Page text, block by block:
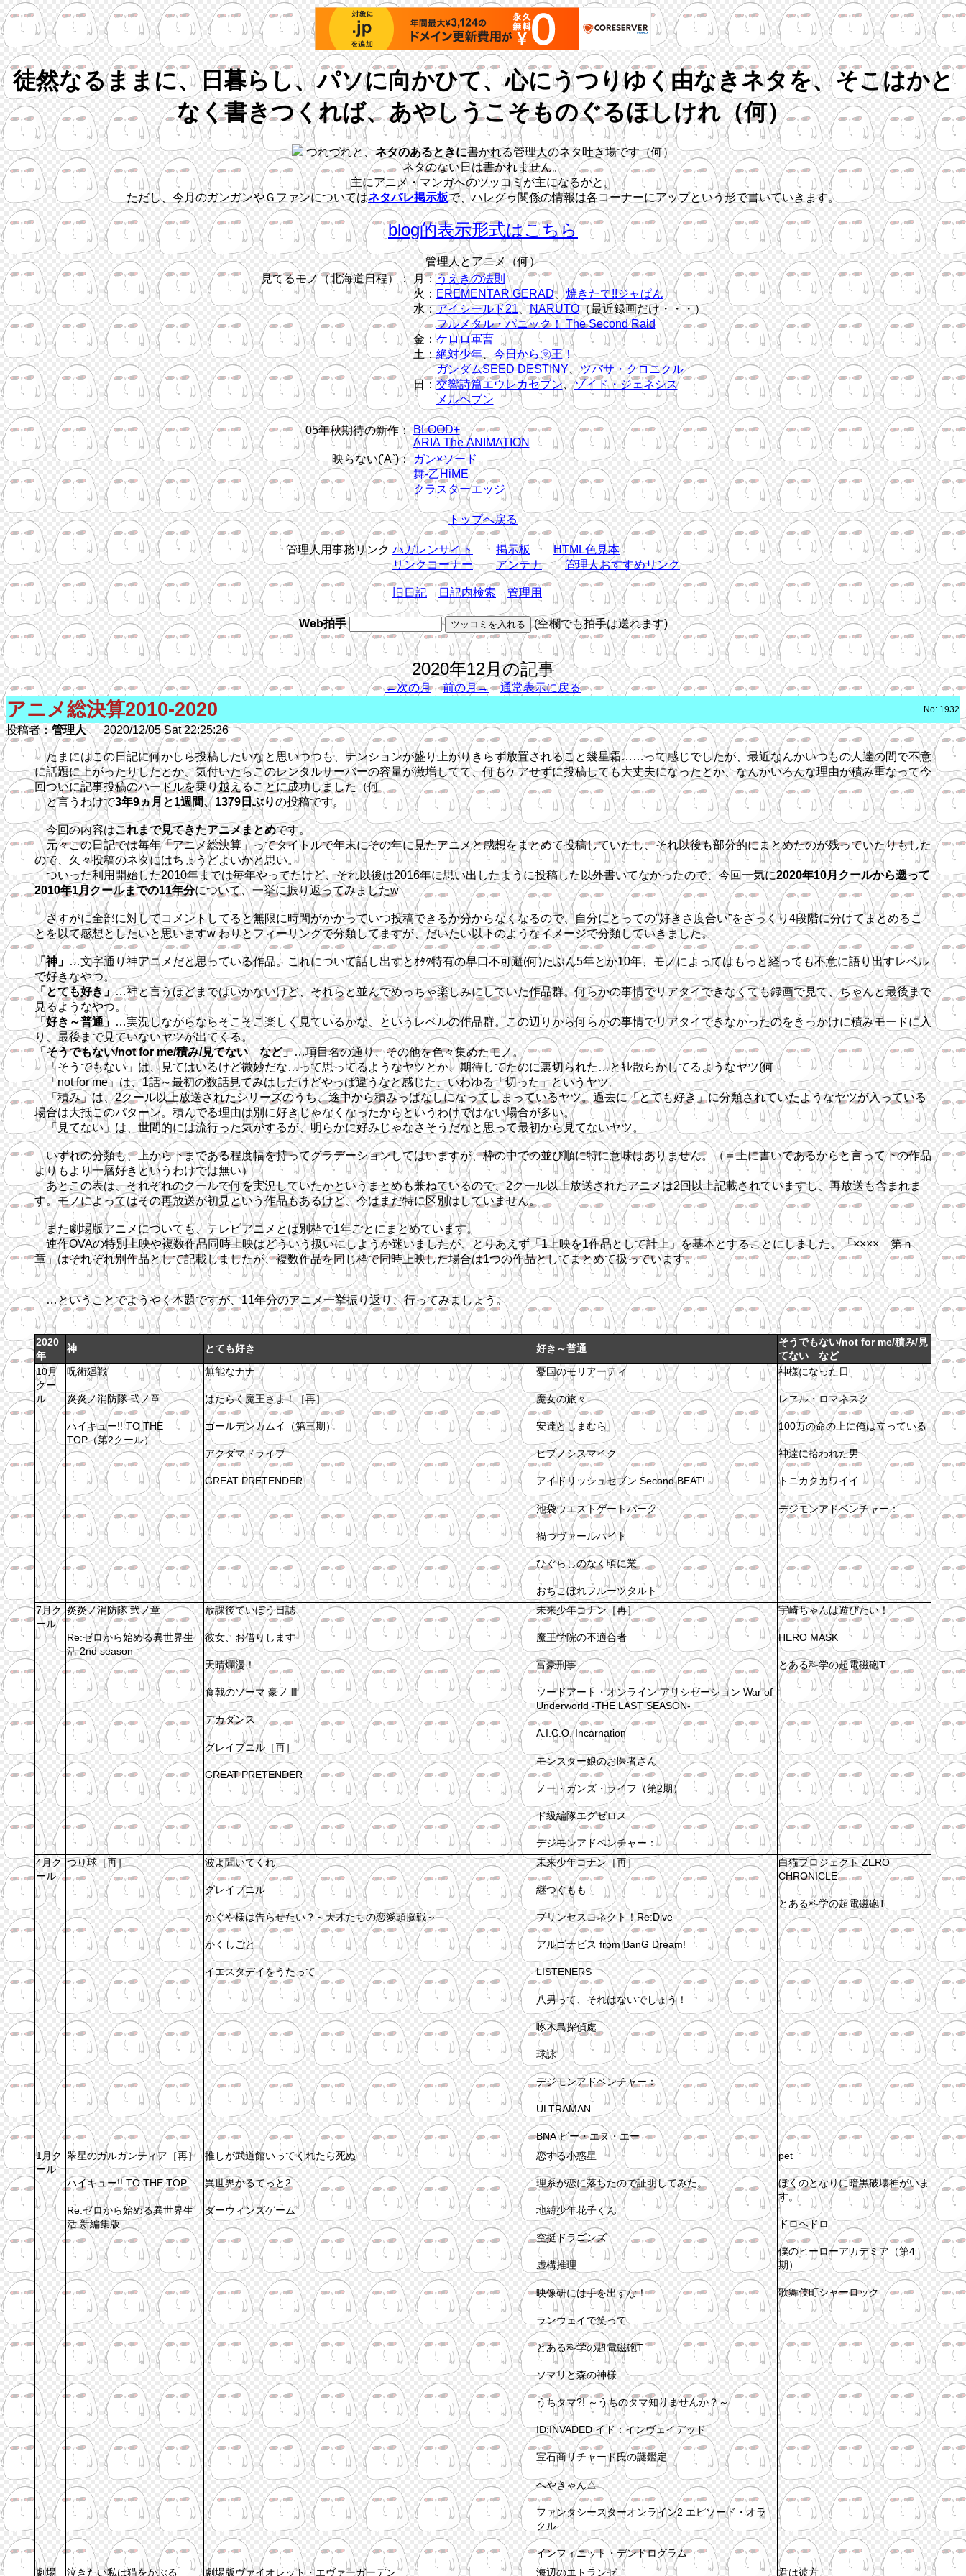
徒然なるままに、日暮らし、パソに向かひて、心にうつりゆく由なきネタを、そこはかと
なく書きつくれば、あやしうこそものぐるほしけれ（何）
つれづれと、ネタのあるときに書かれる管理人のネタ吐き場です（何）
ネタのない日は書かれません。
主にアニメ・マンガへのツッコミが主になるかと。
ただし、今月のガンガンやＧファンについてはネタバレ掲示板で、ハレグゥ関係の情報は各コーナーにアップという形で書いていきます。
blog的表示形式はこちら
管理人とアニメ（何）
見てるモノ（北海道日程）：
月：うえきの法則
火：EREMENTAR GERAD、焼きたて!!ジャぱん
水：アイシールド21、NARUTO（最近録画だけ・・・）
フルメタル・パニック！ The Second Raid
金：ケロロ軍曹
土：絶対少年、今日から㋮王！
ガンダムSEED DESTINY、ツバサ・クロニクル
日：交響詩篇エウレカセブン 、ゾイド・ジェネシス
メルヘブン
05年秋期待の新作：
BLOOD+
ARIA The ANIMATION
映らない('A`)：
ガン×ソード
舞-乙HiME
クラスターエッジ
トップへ戻る
管理人用事務リンク ハガレンサイト 掲示板
HTML色見本
リンクコーナー
アンテナ 管理人おすすめリンク
旧日記 日記内検索 管理用
Web拍手 (空欄でも拍手は送れます)
2020年12月の記事
←次の月 前の月→ 通常表示に戻る
アニメ総決算2010-2020 No: 1932
投稿者： 管理人2020/12/05 Sat 22:25:26
たまにはこの日記に何かしら投稿したいなと思いつつも、テンションが盛り上がりきらず放置されること幾星霜……って感じでしたが、最近なんかいつもの人達の間で不意
に話題に上がったりしたとか、気付いたらこのレンタルサーバーの容量が激増してて、何もケアせずに投稿しても大丈夫になったとか、なんかいろんな理由が積み重なって今
回ついに記事投稿のハードルを乗り越えることに成功しました（何
と言うわけで3年9ヵ月と1週間、1379日ぶりの投稿です。
今回の内容はこれまで見てきたアニメまとめです。
元々この日記では毎年「アニメ総決算」ってタイトルで年末にその年に見たアニメと感想をまとめて投稿していたし、それ以後も部分的にまとめたのが残っていたりもした
ので、久々投稿のネタにはちょうどよいかと思い。
ついった利用開始した2010年までは毎年やってたけど、それ以後は2016年に思い出したように投稿した以外書いてなかったので、今回一気に2020年10月クールから遡って
2010年1月クールまでの11年分について、一挙に振り返ってみましたw
さすがに全部に対してコメントしてると無限に時間がかかっていつ投稿できるか分からなくなるので、自分にとっての”好きさ度合い”をざっくり4段階に分けてまとめるこ
とを以て感想としたいと思いますw わりとフィーリングで分類してますが、だいたい以下のようなイメージで分類していきました。
「神」 …文字通り神アニメだと思っている作品。これについて話し出すとｵﾀｸ特有の早口不可避(何)たぶん5年とか10年、モノによってはもっと経っても不意に語り出すレベル
で好きなやつ。
「とても好き」…神と言うほどまではいかないけど、それらと並んでめっちゃ楽しみにしていた作品群。何らかの事情でリアタイできなくても録画で見て、ちゃんと最後まで
見るようなやつ。
「好き～普通」 …実況しながらならそこそこ楽しく見ているかな、というレベルの作品群。この辺りから何らかの事情でリアタイできなかったのをきっかけに積みモードに入
り、最後まで見ていないヤツが出てくる。
「そうでもない/not for me/積み/見てない など」…項目名の通り、その他を色々集めたモノ。
「そうでもない」は、見てはいるけど微妙だな…って思ってるようなヤツとか、期待してたのに裏切られた…とｷﾚ散らかしてるようなヤツ(何
「not for me」は、1話～最初の数話見てみはしたけどやっぱ違うなと感じた、いわゆる「切った」というヤツ。
「積み」は、2クール以上放送されたシリーズのうち、途中から積みっぱなしになってしまっているヤツ。過去に「とても好き」に分類されていたようなヤツが入っている
場合は大抵このパターン。積んでる理由は別に好きじゃなくなったからというわけではない場合が多い。
「見てない」は、世間的には流行った気がするが、明らかに好みじゃなさそうだなと思って最初から見てないヤツ。
いずれの分類も、上から下まである程度幅を持ってグラデーションしてはいますが、枠の中での並び順に特に意味はありません。（＝上に書いてあるからと言って下の作品
よりもより一層好きというわけでは無い）
あとこの表は、それぞれのクールで何を実況していたかというまとめも兼ねているので、2クール以上放送されたアニメは2回以上記載されていますし、再放送も含まれま
す。モノによってはその再放送が初見という作品もあるけど、今はまだ特に区別はしていません。
また劇場版アニメについても、テレビアニメとは別枠で1年ごとにまとめています。
連作OVAの特別上映や複数作品同時上映はどういう扱いにしようか迷いましたが、とりあえず「1上映を1作品として計上」を基本とすることにしました。「×××× 第ｎ
章」はそれぞれ別作品として記載しましたが、複数作品を同じ枠で同時上映した場合は1つの作品としてまとめて扱っています。
…ということでようやく本題ですが、11年分のアニメ一挙振り返り、行ってみましょう。
2020
年
神 とても好き 好き～普通
そうでもない/not for me/積み/見
てない など
10月
クー
ル
呪術廻戦
炎炎ノ消防隊 弐ノ章
ハイキュー!! TO THE
TOP（第2クール）
無能なナナ
はたらく魔王さま！［再］
ゴールデンカムイ（第三期）
アクダマドライブ
GREAT PRETENDER
憂国のモリアーティ
魔女の旅々
安達としまむら
ヒプノシスマイク
アイドリッシュセブン Second BEAT!
池袋ウエストゲートパーク
禍つヴァールハイト
ひぐらしのなく頃に業
おちこぼれフルーツタルト
神様になった日
レヱル・ロマネスク
100万の命の上に俺は立っている
神達に拾われた男
トニカクカワイイ
デジモンアドベンチャー：
7月ク
ール
炎炎ノ消防隊 弐ノ章
Re:ゼロから始める異世界生
活 2nd season
放課後ていぼう日誌
彼女、お借りします
天晴爛漫！
食戟のソーマ 豪ノ皿
デカダンス
グレイプニル［再］
GREAT PRETENDER
未来少年コナン［再］
魔王学院の不適合者
富豪刑事
ソードアート・オンライン アリシゼーション War of
Underworld -THE LAST SEASON-
A.I.C.O. Incarnation
モンスター娘のお医者さん
ノー・ガンズ・ライフ（第2期）
ド級編隊エグゼロス
デジモンアドベンチャー：
宇崎ちゃんは遊びたい！
HERO MASK
とある科学の超電磁砲T
4月ク
ール
つり球［再］ 波よ聞いてくれ
グレイプニル
かぐや様は告らせたい？～天才たちの恋愛頭脳戦～
かくしごと
イエスタデイをうたって
未来少年コナン［再］
継つぐもも
プリンセスコネクト！Re:Dive
アルゴナビス from BanG Dream!
LISTENERS
八男って、それはないでしょう！
啄木鳥探偵處
球詠
デジモンアドベンチャー：
ULTRAMAN
BNA ビー・エヌ・エー
白猫プロジェクト ZERO
CHRONICLE
とある科学の超電磁砲T
1月ク
ール
翠星のガルガンティア［再］
ハイキュー!! TO THE TOP
Re:ゼロから始める異世界生
活 新編集版
推しが武道館いってくれたら死ぬ
異世界かるてっと2
ダーウィンズゲーム
恋する小惑星
理系が恋に落ちたので証明してみた。
地縛少年花子くん
空挺ドラゴンズ
虚構推理
映像研には手を出すな！
ランウェイで笑って
とある科学の超電磁砲T
ソマリと森の神様
うちタマ?! ～うちのタマ知りませんか？～
ID:INVADED イド：インヴェイデッド
宝石商リチャード氏の謎鑑定
へやきゃん△
ファンタシースターオンライン2 エピソード・オラ
クル
インフィニット・デンドログラム
pet
ぼくのとなりに暗黒破壊神がいま
す。
ドロヘドロ
僕のヒーローアカデミア（第4
期）
歌舞伎町シャーロック
劇場 泣きたい私は猫をかぶる 劇場版ヴァイオレット・エヴァーガーデン 海辺のエトランゼ 君は彼方